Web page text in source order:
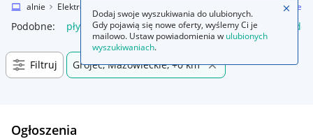
Lokalnie Elektronika Płyty główne
Podobne: płyty główne dystans do płyty głównej śrubki do
Filtruj Grójec, Mazowieckie, +0 km
Ogłoszenia
Dodaj swoje wyszukiwania do ulubionych.
Gdy pojawią się nowe oferty, wyślemy Ci je
mailowo. Ustaw powiadomienia w ulubionych
wyszukiwaniach.